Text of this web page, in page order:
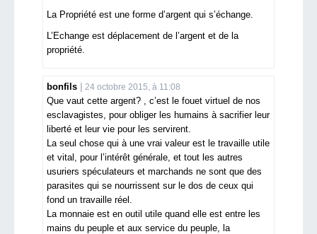
La Propriété est une forme d’argent qui s’échange.
L’Echange est déplacement de l’argent et de la
propriété.
bonfils 24 octobre 2015, à 11:08
Que vaut cette argent? , c’est le fouet virtuel de nos
esclavagistes, pour obliger les humains à sacrifier leur
liberté et leur vie pour les servirent.
La seul chose qui à une vrai valeur est le travaille utile
et vital, pour l’intérêt générale, et tout les autres
usuriers spéculateurs et marchands ne sont que des
parasites qui se nourrissent sur le dos de ceux qui
fond un travaille réel.
La monnaie est en outil utile quand elle est entre les
mains du peuple et aux service du peuple, la